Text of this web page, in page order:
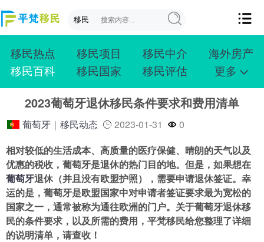
移民热点 移民项目 移民中介
海外房产
移民百科
移民国家 移民评估
更多
成功案例
投资移民 创业移民
购房移民
护照移民
技术移民 雇主移民
移民学院
联系我们
2023葡萄牙退休移民条件要求和费用清单
葡萄牙 ｜ 移民动态 2023-01-31
0
相对较低的生活成本、高质量的医疗保健、晴朗的天气以及
优惠的税收，葡萄牙是退休的热门目的地。但是，如果想在
葡萄牙退休（并且没有欧盟护照），需要申请退休签证。幸
运的是，葡萄牙是欧盟国家中对申请者签证要求最为宽松的
国家之一，通常被称为通往欧洲的门户。关于葡萄牙退休移
民的条件要求，以及所需的费用，平梵移民给您整理了详细
的说明清单，请查收！